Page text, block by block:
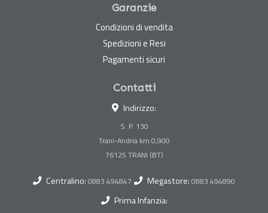
Garanzie
Condizioni di vendita
Spedizioni e Resi
Pagamenti sicuri
Contatti
Indirizzo:
S. P. 130
Trani-Andria km 0,900
Centralino: 0883 494847 Megastore: 0883 494890
Prima Infanzia: